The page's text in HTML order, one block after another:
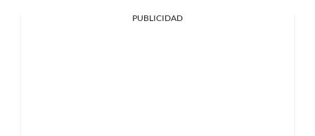
PUBLICIDAD